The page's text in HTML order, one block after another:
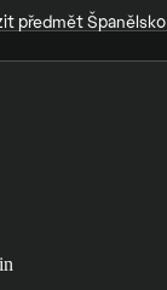
předmět Španělsko